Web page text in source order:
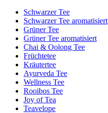
Schwarzer Tee
Schwarzer Tee aromatisiert
Grüner Tee
Grüner Tee aromatisiert
Chai & Oolong Tee
Früchtetee
Kräutertee
Ayurveda Tee
Wellness Tee
Rooibos Tee
Joy of Tea
Teavelope